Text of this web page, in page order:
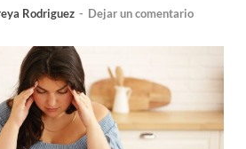
Rodriguez - Dejar un comentario